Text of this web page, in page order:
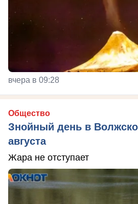
вчера в 09:28
Общество
Знойный день в
августа
Жара не отступает